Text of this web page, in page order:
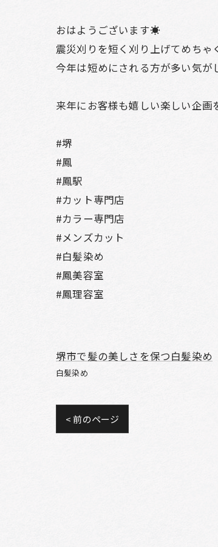
おはようございます☀
震災刈りを短く刈り上げてめち
今年は短めにされる方が多い気が
来年にお客様も嬉しい楽しい企
#堺
#鳳
#鳳駅
#カット専門店
#カラー専門店
#メンズカット
#白髪染め
#鳳美容室
#鳳理容室
堺市で髪の美しさを保つ白髪染め
白髪染め
< 前のページ